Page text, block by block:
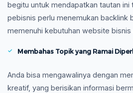
begitu untuk mendapatkan tautan ini
pebisnis perlu menemukan backlink
memenuhi kebutuhan website bisnis
Membahas Topik yang Ramai
Anda bisa mengawalinya dengan
kreatif, yang berisikan informasi